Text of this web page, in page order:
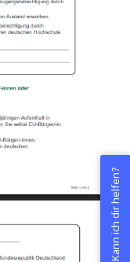
Kann ich dir helfen?